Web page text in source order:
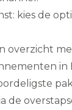
kies de
overzicht
in
de